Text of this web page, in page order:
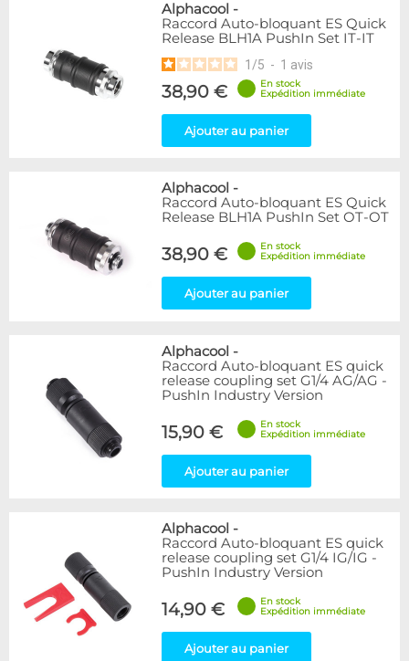
Alphacool -
Raccord Auto-bloquant ES Quick
Release BLH1A PushIn Set IT-IT
1 /5 - 1 avis
38,90 €
En stock
Expédition immédiate
Ajouter au panier
Alphacool -
Raccord Auto-bloquant ES Quick
Release BLH1A PushIn Set OT-OT
38,90 €
En stock
Expédition immédiate
Ajouter au panier
Alphacool -
Raccord Auto-bloquant ES quick
release coupling set G1/4 AG/AG -
PushIn Industry Version
15,90 €
En stock
Expédition immédiate
Ajouter au panier
Alphacool -
Raccord Auto-bloquant ES quick
release coupling set G1/4 IG/IG -
PushIn Industry Version
14,90 €
En stock
Expédition immédiate
Ajouter au panier